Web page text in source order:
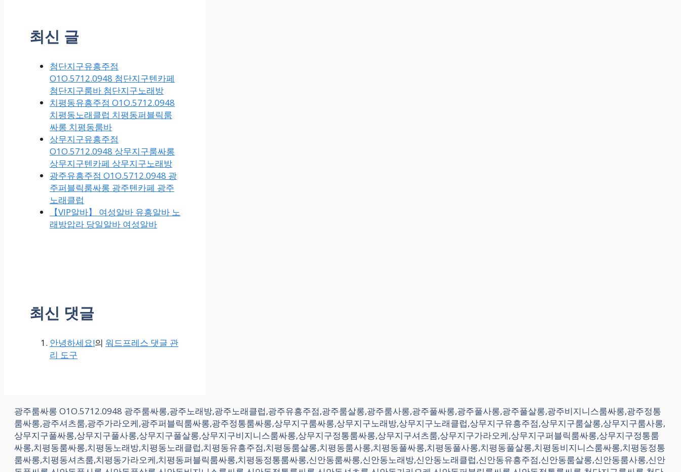
최신 글
첨단지구유흥주점
O1O.5712.0948 첨단지구텐카페
첨단지구룸바 첨단지구노래방
치평동유흥주점 O1O.5712.0948
치평동노래클럽 치평동퍼블릭룸
싸롱 치평동룸바
상무지구유흥주점
O1O.5712.0948 상무지구룸싸롱
상무지구텐카페 상무지구노래방
광주유흥주점 O1O.5712.0948 광
주퍼블릭룸싸롱 광주텐카페 광주
노래클럽
【VIP알바】 여성알바 유흥알바 노
래방압라 당일알바 여성알바
최신 댓글
안녕하세요!의 워드프레스 댓글 관
리 도구
광주룸싸롱 O1O.5712.0948 광주룸싸롱,광주노래방,광주노래클럽,광주유흥주점,광주룸살롱,광주룸사롱,광주풀싸롱,광주풀사롱,광주풀살롱,광주비지니스룸싸롱,광주정통
룸싸롱,광주셔츠룸,광주가라오케,광주퍼블릭룸싸롱,광주정통룸싸롱,상무지구룸싸롱,상무지구노래방,상무지구노래클럽,상무지구유흥주점,상무지구룸살롱,상무지구룸사롱,
상무지구풀싸롱,상무지구풀사롱,상무지구풀살롱,상무지구비지니스룸싸롱,상무지구정통룸싸롱,상무지구셔츠룸,상무지구가라오케,상무지구퍼블릭룸싸롱,상무지구정통룸
싸롱,치평동룸싸롱,치평동노래방,치평동노래클럽,치평동유흥주점,치평동룸살롱,치평동룸사롱,치평동풀싸롱,치평동풀사롱,치평동풀살롱,치평동비지니스룸싸롱,치평동정통
룸싸롱,치평동셔츠룸,치평동가라오케,치평동퍼블릭룸싸롱,치평동정통룸싸롱,신안동룸싸롱,신안동노래방,신안동노래클럽,신안동유흥주점,신안동룸살롱,신안동룸사롱,신안